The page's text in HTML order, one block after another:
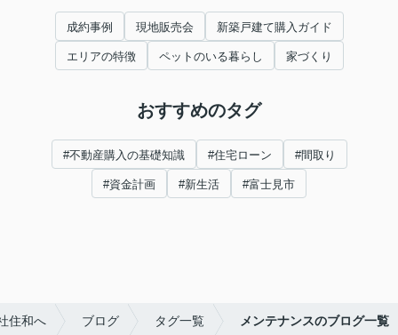
成約事例 現地販売会 新築戸建て購入ガイド
エリアの特徴 ペットのいる暮らし 家づくり
おすすめのタグ
#不動産購入の基礎知識 #住宅ローン #間取り
#資金計画 #新生活 #富士見市
住和へ ブログ タグ一覧 メンテナンスのブログ一覧